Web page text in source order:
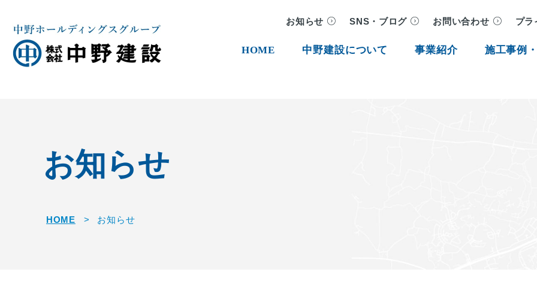
お知らせ SNS・ブログ お問い合わせ プラ
HOME 中野建設について 事業紹介 施工事例
お知らせ
HOME > お知らせ